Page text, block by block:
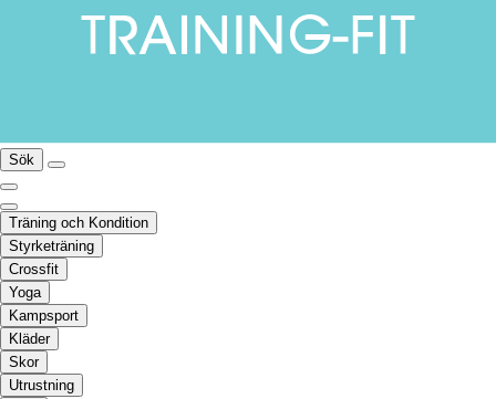
Sök
Träning och Kondition
Styrketräning
Crossfit
Yoga
Kampsport
Kläder
Skor
Utrustning